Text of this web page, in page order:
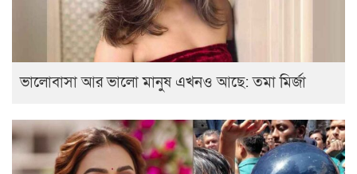
ভালোবাসা আর ভালো মানুষ এখনও আছে: তমা মির্জা